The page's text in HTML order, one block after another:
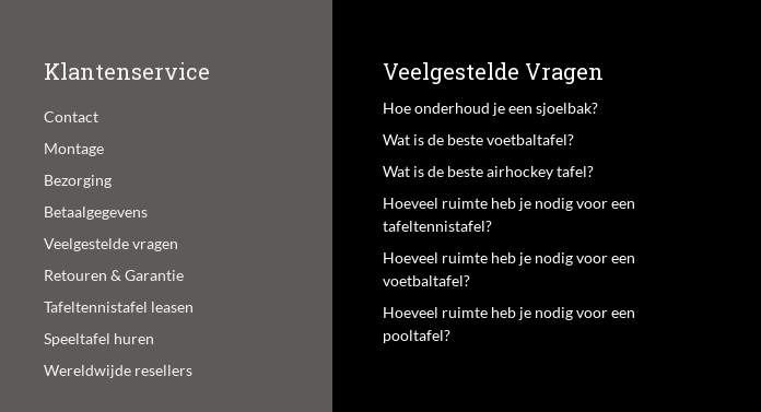
Klantenservice
Contact
Montage
Bezorging
Betaalgegevens
Veelgestelde vragen
Retouren & Garantie
Tafeltennistafel leasen
Speeltafel huren
Wereldwijde resellers
Veelgestelde Vragen
Hoe onderhoud je een sjoelbak?
Wat is de beste voetbaltafel?
Wat is de beste airhockey tafel?
Hoeveel ruimte heb je nodig voor een
tafeltennistafel?
Hoeveel ruimte heb je nodig voor een
voetbaltafel?
Hoeveel ruimte heb je nodig voor een
pooltafel?